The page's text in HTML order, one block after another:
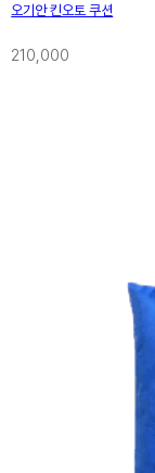
오기안 킨오토 쿠션
210,000